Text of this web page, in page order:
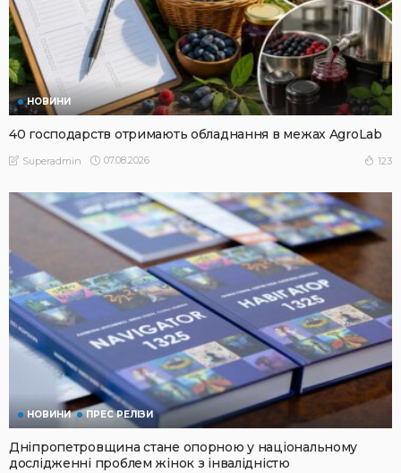
НОВИНИ
40 господарств отримають обладнання в межах AgroLab
Superadmin 07.08.2026 123
НОВИНИ ПРЕС РЕЛІЗИ
Дніпропетровщина стане опорною у національному
дослідженні проблем жінок з інвалідністю